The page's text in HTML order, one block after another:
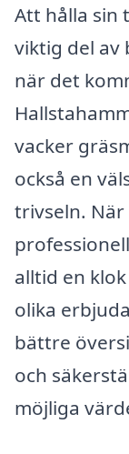
Att hålla sin
viktig del av
när det
vacker
också en
trivseln.
alltid en
olika
bättre
och
möjliga